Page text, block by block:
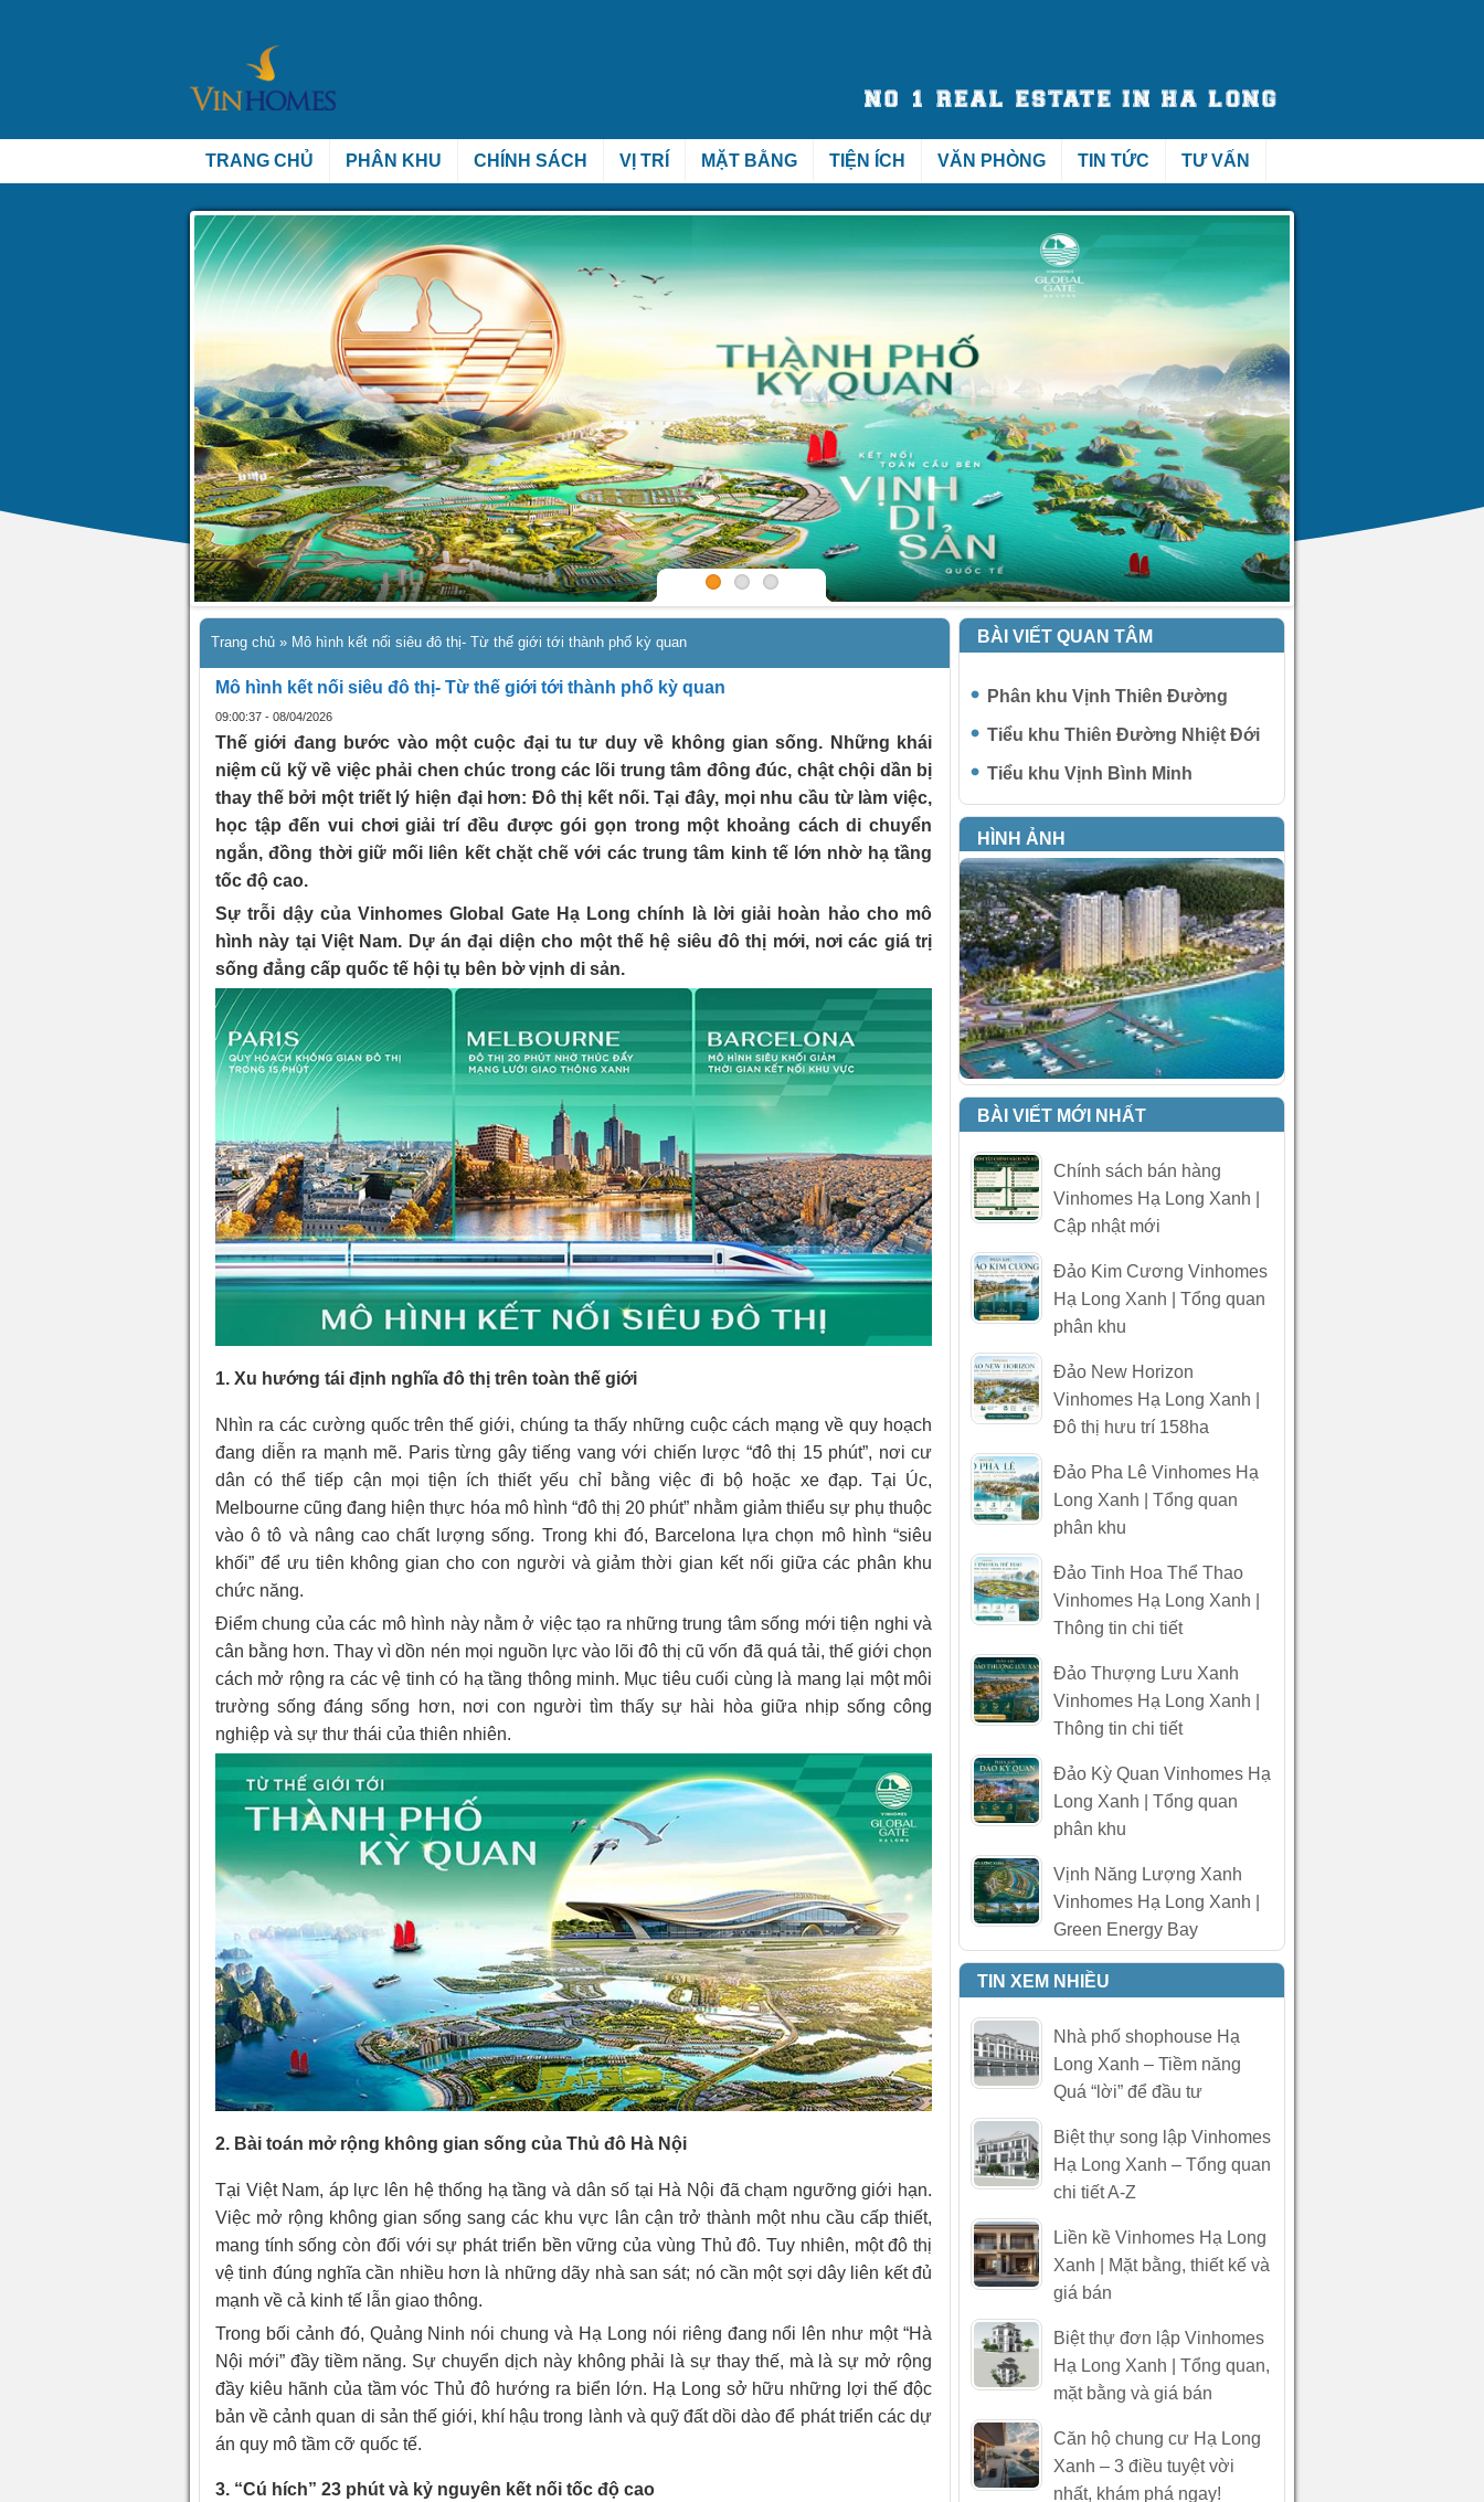
TRANG CHỦ PHÂN KHU CHÍNH SÁCH VỊ TRÍ MẶT BẰNG TIỆN ÍCH VĂN PHÒNG TIN TỨC TƯ VẤN
Trang chủ » Mô hình kết nối siêu đô thị- Từ thế giới tới thành phố kỳ quan
Mô hình kết nối siêu đô thị- Từ thế giới tới thành phố kỳ quan
09:00:37 - 08/04/2026
Thế giới đang bước vào một cuộc đại tu tư duy về không gian sống. Những khái
niệm cũ kỹ về việc phải chen chúc trong các lõi trung tâm đông đúc, chật chội dần bị
thay thế bởi một triết lý hiện đại hơn: Đô thị kết nối. Tại đây, mọi nhu cầu từ làm việc,
học tập đến vui chơi giải trí đều được gói gọn trong một khoảng cách di chuyển
ngắn, đồng thời giữ mối liên kết chặt chẽ với các trung tâm kinh tế lớn nhờ hạ tầng
tốc độ cao.
Sự trỗi dậy của Vinhomes Global Gate Hạ Long chính là lời giải hoàn hảo cho mô
hình này tại Việt Nam. Dự án đại diện cho một thế hệ siêu đô thị mới, nơi các giá trị
sống đẳng cấp quốc tế hội tụ bên bờ vịnh di sản.
1. Xu hướng tái định nghĩa đô thị trên toàn thế giới
Nhìn ra các cường quốc trên thế giới, chúng ta thấy những cuộc cách mạng về quy hoạch
đang diễn ra mạnh mẽ. Paris từng gây tiếng vang với chiến lược “đô thị 15 phút”, nơi cư
dân có thể tiếp cận mọi tiện ích thiết yếu chỉ bằng việc đi bộ hoặc xe đạp. Tại Úc,
Melbourne cũng đang hiện thực hóa mô hình “đô thị 20 phút” nhằm giảm thiểu sự phụ thuộc
vào ô tô và nâng cao chất lượng sống. Trong khi đó, Barcelona lựa chọn mô hình “siêu
khối” để ưu tiên không gian cho con người và giảm thời gian kết nối giữa các phân khu
chức năng.
Điểm chung của các mô hình này nằm ở việc tạo ra những trung tâm sống mới tiện nghi và
cân bằng hơn. Thay vì dồn nén mọi nguồn lực vào lõi đô thị cũ vốn đã quá tải, thế giới chọn
cách mở rộng ra các vệ tinh có hạ tầng thông minh. Mục tiêu cuối cùng là mang lại một môi
trường sống đáng sống hơn, nơi con người tìm thấy sự hài hòa giữa nhịp sống công
nghiệp và sự thư thái của thiên nhiên.
2. Bài toán mở rộng không gian sống của Thủ đô Hà Nội
Tại Việt Nam, áp lực lên hệ thống hạ tầng và dân số tại Hà Nội đã chạm ngưỡng giới hạn.
Việc mở rộng không gian sống sang các khu vực lân cận trở thành một nhu cầu cấp thiết,
mang tính sống còn đối với sự phát triển bền vững của vùng Thủ đô. Tuy nhiên, một đô thị
vệ tinh đúng nghĩa cần nhiều hơn là những dãy nhà san sát; nó cần một sợi dây liên kết đủ
mạnh về cả kinh tế lẫn giao thông.
Trong bối cảnh đó, Quảng Ninh nói chung và Hạ Long nói riêng đang nổi lên như một “Hà
Nội mới” đầy tiềm năng. Sự chuyển dịch này không phải là sự thay thế, mà là sự mở rộng
đầy kiêu hãnh của tầm vóc Thủ đô hướng ra biển lớn. Hạ Long sở hữu những lợi thế độc
bản về cảnh quan di sản thế giới, khí hậu trong lành và quỹ đất dồi dào để phát triển các dự
án quy mô tầm cỡ quốc tế.
3. “Cú hích” 23 phút và kỷ nguyên kết nối tốc độ cao
BÀI VIẾT QUAN TÂM
Phân khu Vịnh Thiên Đường
Tiểu khu Thiên Đường Nhiệt Đới
Tiểu khu Vịnh Bình Minh
HÌNH ẢNH
BÀI VIẾT MỚI NHẤT
Chính sách bán hàng
Vinhomes Hạ Long Xanh |
Cập nhật mới
Đảo Kim Cương Vinhomes
Hạ Long Xanh | Tổng quan
phân khu
Đảo New Horizon
Vinhomes Hạ Long Xanh |
Đô thị hưu trí 158ha
Đảo Pha Lê Vinhomes Hạ
Long Xanh | Tổng quan
phân khu
Đảo Tinh Hoa Thể Thao
Vinhomes Hạ Long Xanh |
Thông tin chi tiết
Đảo Thượng Lưu Xanh
Vinhomes Hạ Long Xanh |
Thông tin chi tiết
Đảo Kỳ Quan Vinhomes Hạ
Long Xanh | Tổng quan
phân khu
Vịnh Năng Lượng Xanh
Vinhomes Hạ Long Xanh |
Green Energy Bay
TIN XEM NHIỀU
Nhà phố shophouse Hạ
Long Xanh – Tiềm năng
Quá “lời” để đầu tư
Biệt thự song lập Vinhomes
Hạ Long Xanh – Tổng quan
chi tiết A-Z
Liền kề Vinhomes Hạ Long
Xanh | Mặt bằng, thiết kế và
giá bán
Biệt thự đơn lập Vinhomes
Hạ Long Xanh | Tổng quan,
mặt bằng và giá bán
Căn hộ chung cư Hạ Long
Xanh – 3 điều tuyệt vời
nhất, khám phá ngay!